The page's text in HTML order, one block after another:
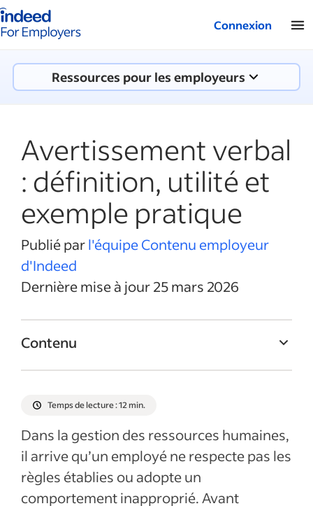
Indeed - Entreprises
Connexion
Ressources pour les employeurs
Avertissement verbal
: définition, utilité et
exemple pratique
Publié parl'équipe Contenu employeur
d'Indeed
Dernière mise à jour 25 mars 2026
Contenu
Pourquoi recourir à un avertissement
Les éléments clés d’un avertissement
verbal efficace
Donner un avertissement verbal en 3
Temps de lecture : 12 min.
Dans la gestion des ressources humaines,
il arrive qu’un employé ne respecte pas les
règles établies ou adopte un
comportement inapproprié. Avant